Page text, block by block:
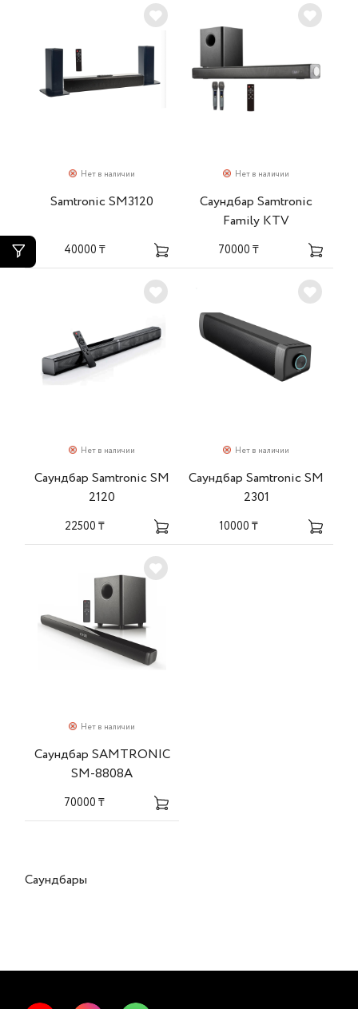
Нет в наличии
Samtronic SM3120
40000 ₸
Нет в наличии
Саундбар Samtronic
Family KTV
70000 ₸
Нет в наличии
Саундбар Samtronic SM
2120
22500 ₸
Нет в наличии
Саундбар Samtronic SM
2301
10000 ₸
Нет в наличии
Саундбар SAMTRONIC
SM-8808A
70000 ₸
Саундбары